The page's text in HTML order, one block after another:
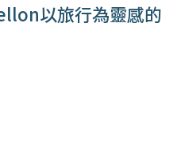
以旅行為靈感的